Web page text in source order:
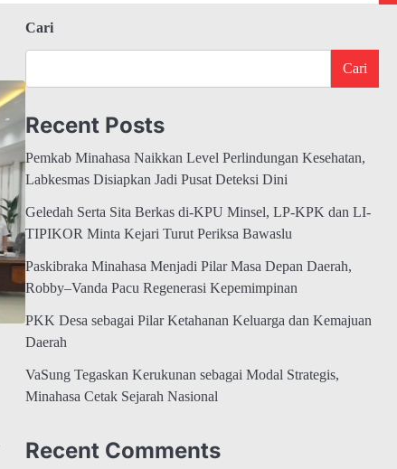
Cari
Cari
Recent Posts
Pemkab Minahasa Naikkan Level Perlindungan Kesehatan,
Labkesmas Disiapkan Jadi Pusat Deteksi Dini
Geledah Serta Sita Berkas di-KPU Minsel, LP-KPK dan LI-
TIPIKOR Minta Kejari Turut Periksa Bawaslu
Paskibraka Minahasa Menjadi Pilar Masa Depan Daerah,
Robby–Vanda Pacu Regenerasi Kepemimpinan
PKK Desa sebagai Pilar Ketahanan Keluarga dan Kemajuan
Daerah
VaSung Tegaskan Kerukunan sebagai Modal Strategis,
Minahasa Cetak Sejarah Nasional
Recent Comments